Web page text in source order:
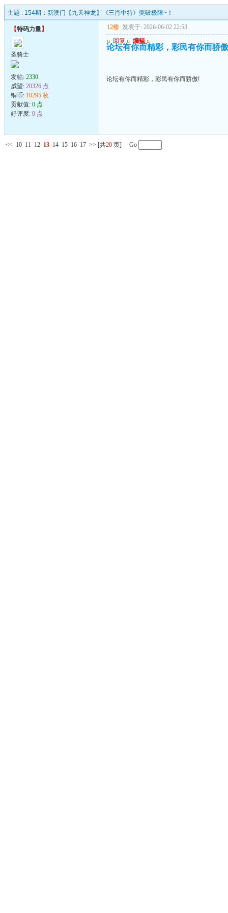
主题 : 154期：新澳门【九天神龙】《三肖中特》突破极限~！
【特码力量】
圣骑士
发帖: 2330
威望: 20326 点
铜币: 10295 枚
贡献值: 0 点
好评度: 0 点
12楼 发表于: 2026-06-02 22:53
u 回复 u 编辑 u
论坛有你而精彩，彩民有你而骄
论坛有你而精彩，彩民有你而骄傲!
<< 10 11 12 13 14 15 16 17 >> [共20 页] Go